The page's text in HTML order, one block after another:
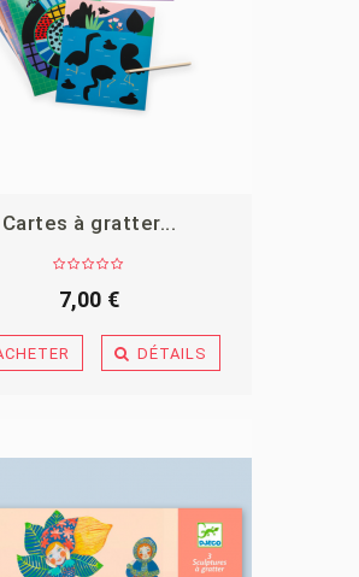
APERÇU
Cartes à gratter...
7,00 €
DÉTAILS